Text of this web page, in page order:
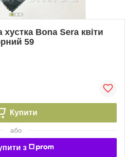
Bona Sera квіти
59
Купити
або
з